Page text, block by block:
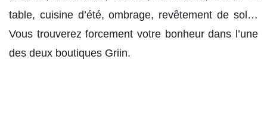
table, cuisine d’été, ombrage, revêtement de sol…
Vous trouverez forcement votre bonheur dans l’une
des deux boutiques Griin.